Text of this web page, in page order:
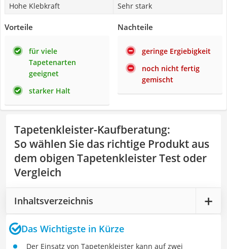
Hohe Klebkraft
Sehr stark
Vorteile
für viele
Tapetenarten
geeignet
starker Halt
Nachteile
geringe Ergiebigkeit
noch nicht fertig
gemischt
Tapetenkleister-Kaufberatung:
So wählen Sie das richtige Produkt aus
dem obigen Tapetenkleister Test oder
Vergleich
Inhaltsverzeichnis
Das Wichtigste in Kürze
Der Einsatz von Tapetenkleister kann auf zwei